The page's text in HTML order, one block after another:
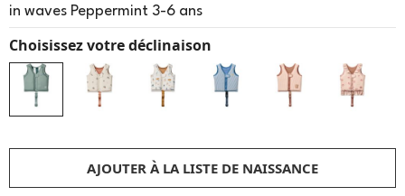
in waves Peppermint 3-6 ans
Choisissez votre déclinaison
AJOUTER À LA LISTE DE NAISSANCE